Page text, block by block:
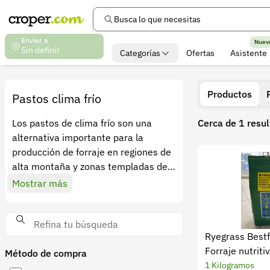
Busca lo que necesitas
Enviar a
Sin definir Categorías Ofertas Asistente
Pastos clima frío
Los pastos de clima frío son una
alternativa importante para la
producción de forraje en regiones de
alta montaña y zonas templadas de
Colombia. Estas especies se utilizan
carne, donde las temperaturas más
materiales adaptados a estas
condiciones.
Mostrar más
Método de compra
Productos
Cerca de 1
Ryegrass
Forraje
1 Kilogramos